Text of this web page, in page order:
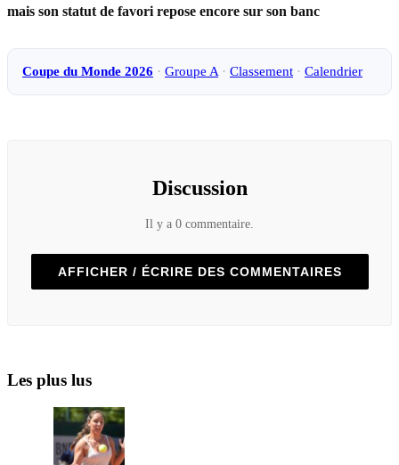
mais son statut de favori repose encore sur son banc
Coupe du Monde 2026 · Groupe A · Classement · Calendrier
Discussion
Il y a 0 commentaire.
AFFICHER / ÉCRIRE DES COMMENTAIRES
Les plus lus